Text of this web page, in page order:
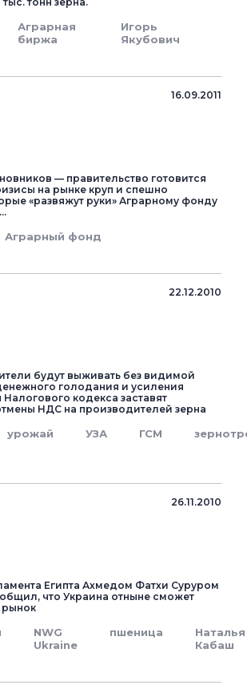
Аграрная
биржа
Игорь
Якубович
16.09.2011
— правительство готовится
на рынке круп и спешно
«развяжут руки» Аграрному фонду
Аграрный фонд
22.12.2010
будут выживать без видимой
голодания и усиления
кодекса заставят
НДС на производителей зерна
урожай УЗА ГСМ
26.11.2010
Египта Ахмедом Фатхи Суруром
что Украина отныне сможет
рынок
NWG
Ukraine
пшеница
Наталья
Кабаш